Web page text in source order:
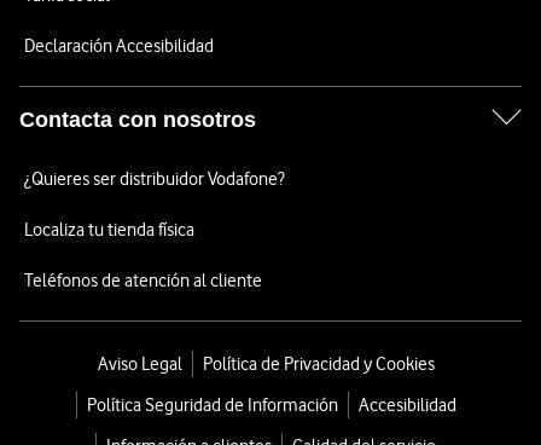
Declaración Accesibilidad
Contacta con nosotros
¿Quieres ser distribuidor Vodafone?
Localiza tu tienda física
Teléfonos de atención al cliente
Aviso Legal
Política de Privacidad y Cookies
Política Seguridad de Información
Accesibilidad